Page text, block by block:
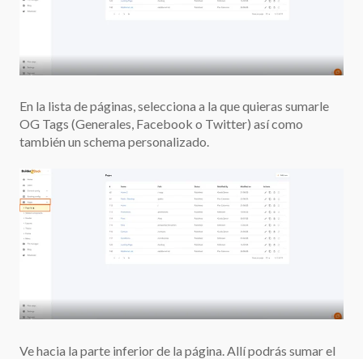
En la lista de páginas, selecciona a la que quieras sumarle
OG Tags (Generales, Facebook o Twitter) así como
también un schema personalizado.
Ve hacia la parte inferior de la página. Allí podrás sumar el